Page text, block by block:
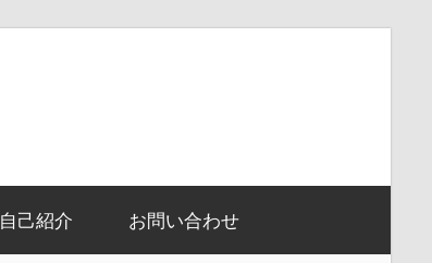
自己紹介 お問い合わせ